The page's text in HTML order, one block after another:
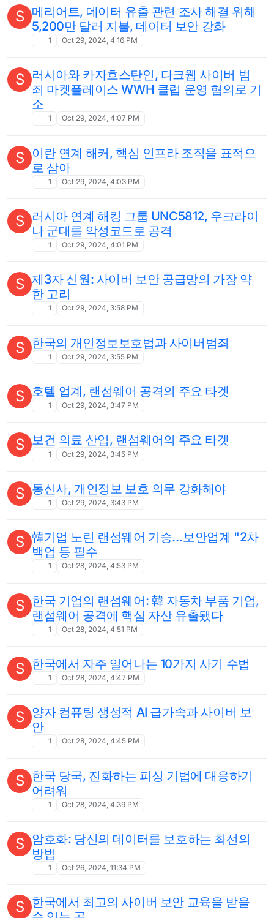
S 메리어트, 데이터 유출 관련 조사 해결 위해
5,200만 달러 지불, 데이터 보안 강화
1 Oct 29, 2024, 4:16 PM
S
러시아와 카자흐스탄인, 다크웹 사이버 범
죄 마켓플레이스 WWH 클럽 운영 혐의로 기
소
1 Oct 29, 2024, 4:07 PM
S
이란 연계 해커, 핵심 인프라 조직을 표적으
로 삼아
1 Oct 29, 2024, 4:03 PM
S
러시아 연계 해킹 그룹 UNC5812, 우크라이
나 군대를 악성코드로 공격
1 Oct 29, 2024, 4:01 PM
S 제3자 신원: 사이버 보안 공급망의 가장 약
한 고리
1 Oct 29, 2024, 3:58 PM
S 한국의 개인정보보호법과 사이버범죄
1 Oct 29, 2024, 3:55 PM
S 호텔 업계, 랜섬웨어 공격의 주요 타겟
1 Oct 29, 2024, 3:47 PM
S 보건 의료 산업, 랜섬웨어의 주요 타겟
1 Oct 29, 2024, 3:45 PM
S 통신사, 개인정보 보호 의무 강화해야
1 Oct 29, 2024, 3:43 PM
S 韓기업 노린 랜섬웨어 기승…보안업계 "2차
백업 등 필수
1 Oct 28, 2024, 4:53 PM
S 한국 기업의 랜섬웨어: 韓 자동차 부품 기업,
랜섬웨어 공격에 핵심 자산 유출됐다
1 Oct 28, 2024, 4:51 PM
S 한국에서 자주 일어나는 10가지 사기 수법
1 Oct 28, 2024, 4:47 PM
S 양자 컴퓨팅 생성적 AI 급가속과 사이버 보
안
1 Oct 28, 2024, 4:45 PM
S 한국 당국, 진화하는 피싱 기법에 대응하기
어려워
1 Oct 28, 2024, 4:39 PM
S 암호화: 당신의 데이터를 보호하는 최선의
방법
1 Oct 26, 2024, 11:34 PM
S 한국에서 최고의 사이버 보안 교육을 받을